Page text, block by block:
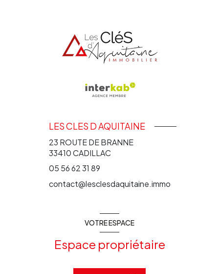
LES CLES D AQUITAINE
23 ROUTE DE BRANNE
33410CADILLAC
05 56 62 31 89
contact@lesclesdaquitaine.immo
VOTRE ESPACE
Espace propriétaire